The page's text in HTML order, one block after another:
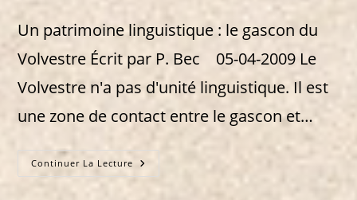
publication :
Un patrimoine linguistique : le gascon du
Volvestre Écrit par P. Bec 05-04-2009 Le
Volvestre n'a pas d'unité linguistique. Il est
une zone de contact entre le gascon et…
Continuer La Lecture 27
Un
Patrimoine